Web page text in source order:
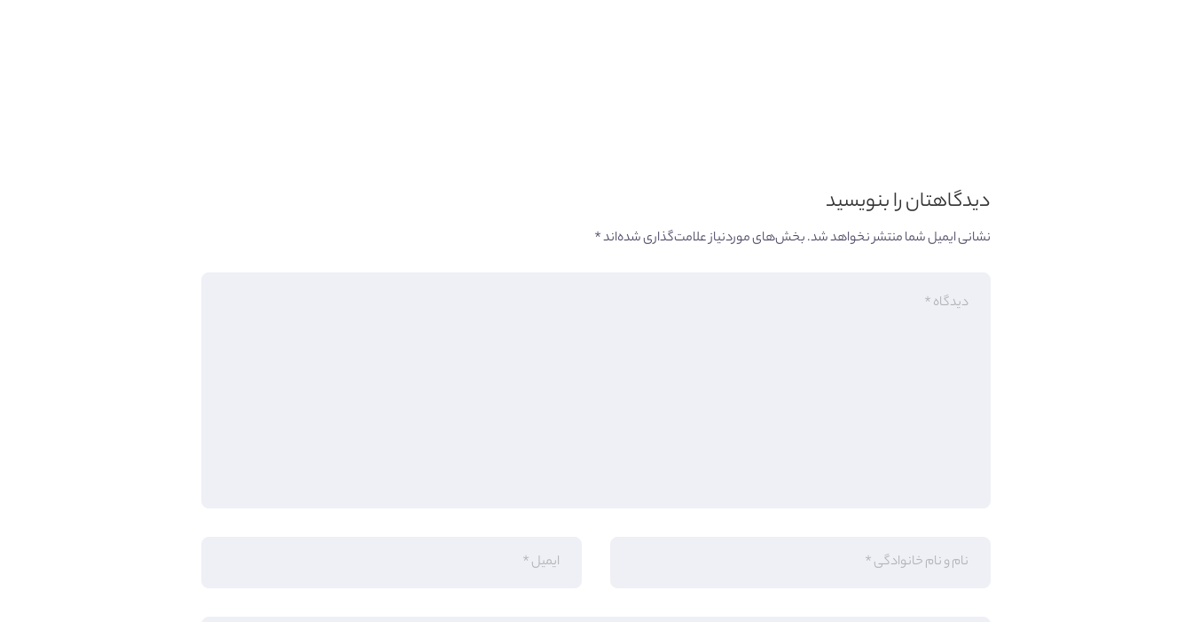
دیدگاهتان را بنویسید
نشانی ایمیل شما منتشر نخواهد شد.بخش‌های موردنیاز علامت‌گذاری شده‌اند*